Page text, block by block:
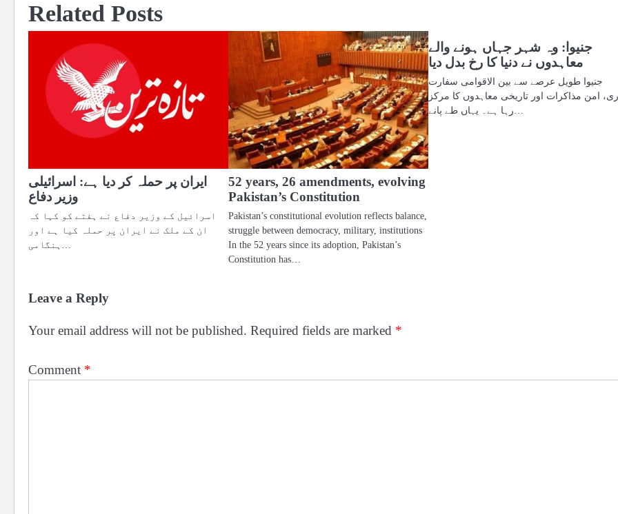
Related Posts
ایران پر حملہ کر دیا ہے: اسرائیلی
وزیر دفاع
اسرائیل کے وزیر دفاع نے ہفتے کو کہا کہ
ان کے ملک نے ایران پر حملہ کیا ہے اور
52 years, 26 amendments, evolving
Pakistan’s Constitution
Pakistan’s constitutional evolution reflects balance,
struggle between democracy, military, institutions
In the 52 years since its adoption, Pakistan’s
Constitution has…
جنیوا: وہ شہر جہاں ہونے والے
معاہدوں نے دنیا کا رخ بدل دیا
جنیوا طویل عرصے سے بین الاقوامی سفارت
امن مذاکرات اور تاریخی معاہدوں کا مرکز
Leave a Reply
Your email address will not be published. Required fields are marked *
Comment *